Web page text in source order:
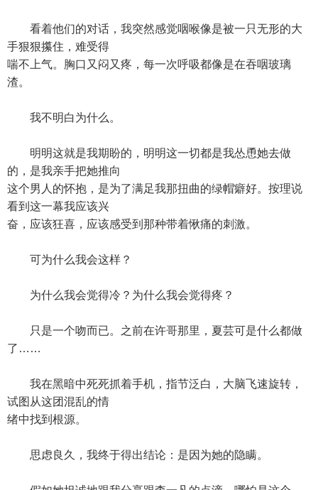
看着他们的对话，我突然感觉咽喉像是被一只无形的大
手狠狠攥住，难受得
喘不上气。胸口又闷又疼，每一次呼吸都像是在吞咽玻璃
渣。
我不明白为什么。
明明这就是我期盼的，明明这一切都是我怂恿她去做
的，是我亲手把她推向
这个男人的怀抱，是为了满足我那扭曲的绿帽癖好。按理说
看到这一幕我应该兴
奋，应该狂喜，应该感受到那种带着愀痛的刺激。
可为什么我会这样？
为什么我会觉得冷？为什么我会觉得疼？
只是一个吻而已。之前在许哥那里，夏芸可是什么都做
了……
我在黑暗中死死抓着手机，指节泛白，大脑飞速旋转，
试图从这团混乱的情
绪中找到根源。
思虑良久，我终于得出结论：是因为她的隐瞒。